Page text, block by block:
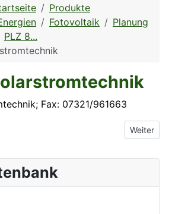
Produkte
Fotovoltaik
Planung
PLZ 8...
Fax: 07321/961663
S Sonnenstrom oHG Nächster
Weiter